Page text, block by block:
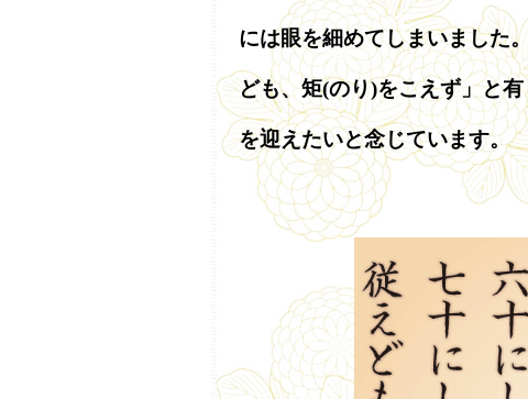
には眼を細めてしまいました
ども、矩(のり)をこえず」と
を迎えたいと念じています。